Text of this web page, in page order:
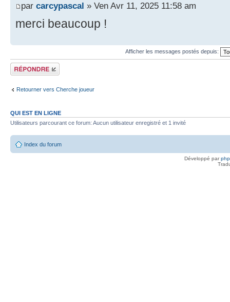
par carcypascal » Ven Avr 11, 2025 11:58 am
merci beaucoup !
Afficher les messages postés depuis:
Répondre
Retourner vers Cherche joueur
QUI EST EN LIGNE
Utilisateurs parcourant ce forum: Aucun utilisateur enregistré et 1 invité
Index du forum
Développé par